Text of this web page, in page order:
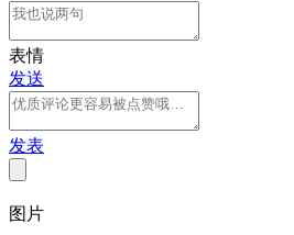
表情
发送
发表
图片